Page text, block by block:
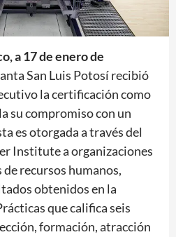
a 17 de enero de
San Luis Potosí recibió
la certificación como
su compromiso con un
es otorgada a través del
Institute a organizaciones
recursos humanos,
obtenidos en la
que califica seis
formación, atracción